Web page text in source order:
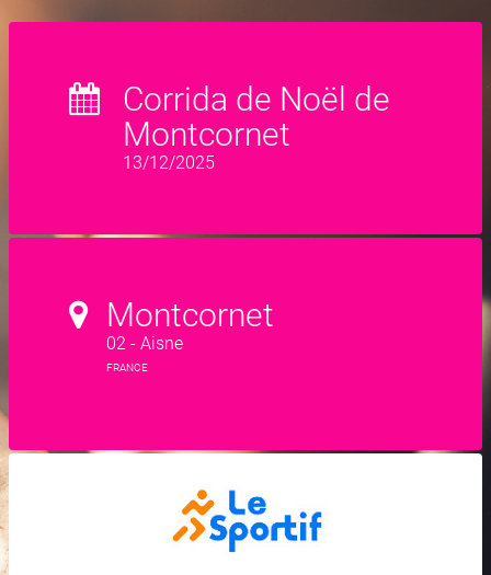
Corrida de Noël de
Montcornet
13/12/2025
Montcornet
02 - Aisne
FRANCE